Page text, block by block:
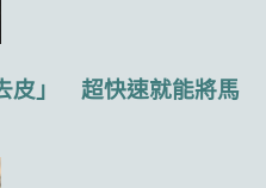
皮」 超快速就能將馬